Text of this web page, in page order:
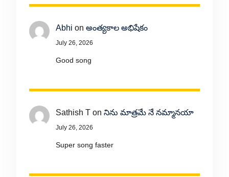
Abhi on అంత్యకాల అభిషేకం
July 26, 2026
Good song
Sathish Ton నిను మాత్రమే నే నమ్మానయా
July 26, 2026
Super song faster